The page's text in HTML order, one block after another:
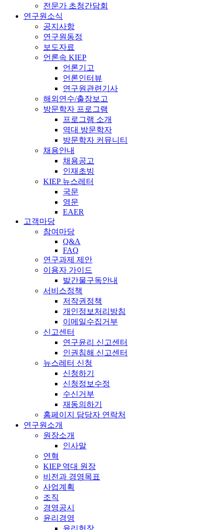
전문가 초청간담회
연구원소식
공지사항
연구원동정
보도자료
언론속 KIEP
언론기고
언론인터뷰
연구원관련기사
해외연수/출장보고
방문학자 프로그램
프로그램 소개
역대 방문학자
방문학자 커뮤니티
채용안내
채용공고
인재초빙
KIEP 뉴스레터
국문
영문
EAER
고객마당
참여마당
Q&A
FAQ
연구과제 제안
이용자 가이드
발간물구독안내
서비스정책
저작권정책
개인정보처리방침
이메일수집거부
신고센터
연구윤리 신고센터
인권침해 신고센터
뉴스레터 신청
신청하기
신청정보수정
수신거부
재동의하기
홈페이지 담당자 연락처
연구원소개
원장소개
인사말
연혁
KIEP 역대 원장
비전과 경영목표
사업계획
조직
경영공시
윤리경영
윤리헌장